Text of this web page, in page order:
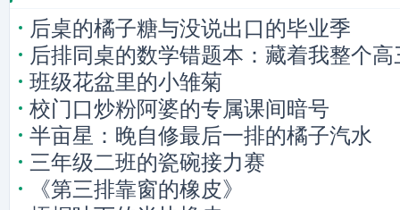
后桌的橘子糖与没说出口的毕业季
后排同桌的数学错题本：藏着我整个
班级花盆里的小雏菊
校门口炒粉阿婆的专属课间暗号
半亩星：晚自修最后一排的橘子汽水
三年级二班的瓷碗接力赛
《第三排靠窗的橡皮》